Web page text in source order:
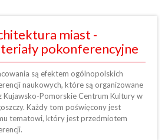
miast -
pokonferencyjne
są efektem ogólnopolskich
naukowych, które są organizowane
Kujawsko-Pomorskie Centrum Kultury w
Każdy tom poświęcony jest
tematowi, który jest przedmiotem